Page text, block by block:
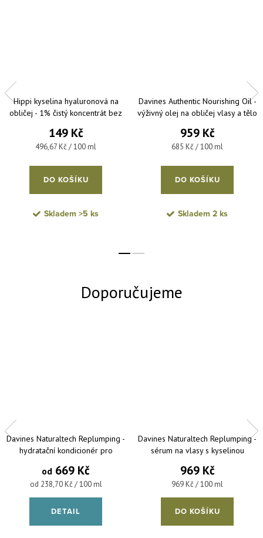
Hippi kyselina hyaluronová na
obličej - 1% čistý koncentrát bez
149 Kč
Měrná cena:
496,67 Kč / 100 ml
DO KOŠÍKU
Skladem >5 ks
Davines Authentic Nourishing Oil -
výživný olej na obličej vlasy a tělo
959 Kč
Měrná cena:
685 Kč / 100 ml
DO KOŠÍKU
Skladem 2 ks
Davines Naturaltech Replumping -
hydratační kondicionér pro
od 669 Kč
Měrná cena:
od 238,70 Kč / 100 ml
DETAIL
Davines Naturaltech Replumping -
sérum na vlasy s kyselinou
969 Kč
Měrná cena:
969 Kč / 100 ml
DO KOŠÍKU